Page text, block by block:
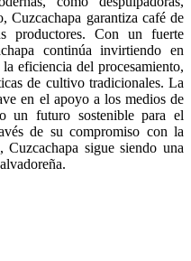
Cuzcachapa garantiza café de
productores. Con un fuerte
continúa invirtiendo en
eficiencia del procesamiento,
de cultivo tradicionales. La
en el apoyo a los medios de
un futuro sostenible para el
de su compromiso con la
sigue siendo una